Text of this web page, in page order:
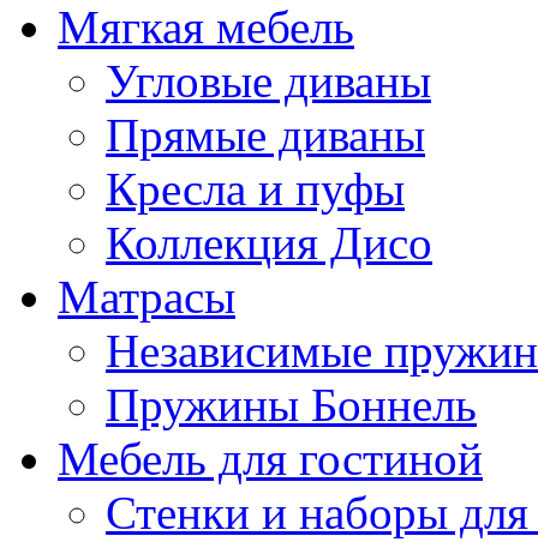
Мягкая мебель
Угловые диваны
Прямые диваны
Кресла и пуфы
Коллекция Дисо
Матрасы
Независимые
Пружины Боннель
Мебель для гостиной
Стенки и наборы для